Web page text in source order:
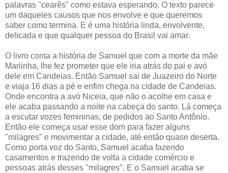
palavras "cearês" como estava esperando. O texto parece
um daqueles causos que nos envolve e que queremos
saber como termina. E é uma história linda, envolvente,
delicada e que qualquer pessoa do Brasil vai amar.
O livro conta a história de Samuel que com a morte da mãe
Mariinha, lhe fez prometer que ele iria atrás do pai e avó
dele em Candeias. Então Samuel sai de Juazeiro do Norte
e viaja 16 dias a pé e enfim chega na cidade de Candeias.
Onde encontra a avó Niceia, que não o acolhe em casa e
ele acaba passando a noite na cabeça do santo. Lá começa
a escutar vozes femininas, de pedidos ao Santo Antônio.
Então ele começa usar esse dom para fazer alguns
"milagres" e movimentar a cidade, até então quase deserta.
Como porta voz do Santo, Samuel acaba fazendo
casamentos e trazendo de volta a cidade comércio e
pessoas atrás desses "milagres". E o Samuel acaba se